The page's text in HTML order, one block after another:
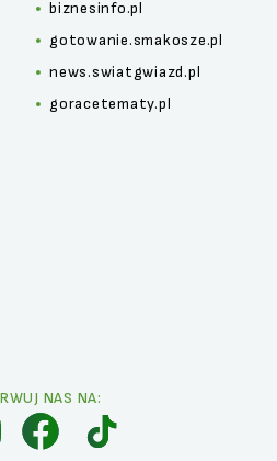
biznesinfo.pl
gotowanie.smakosze.pl
news.swiatgwiazd.pl
goracetematy.pl
NAS NA: